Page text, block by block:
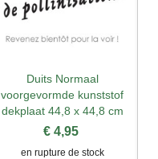
Duits Normaal
voorgevormde kunststof
dekplaat 44,8 x 44,8 cm
€ 4,95
en rupture de stock